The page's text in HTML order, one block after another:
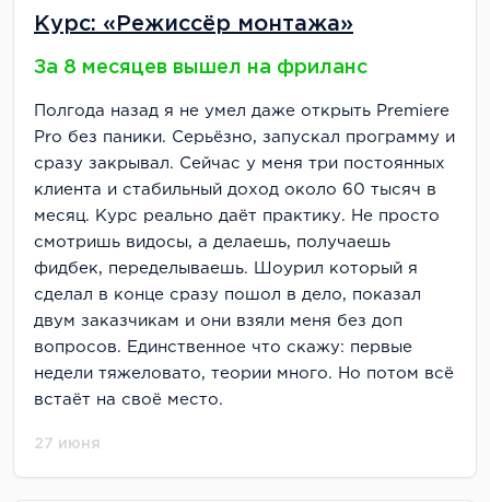
Курс: «Режиссёр монтажа»
За 8 месяцев вышел на фриланс
Полгода назад я не умел даже открыть Premiere
Pro без паники. Серьёзно, запускал программу и
сразу закрывал. Сейчас у меня три постоянных
клиента и стабильный доход около 60 тысяч в
месяц. Курс реально даёт практику. Не просто
смотришь видосы, а делаешь, получаешь
фидбек, переделываешь. Шоурил который я
сделал в конце сразу пошол в дело, показал
двум заказчикам и они взяли меня без доп
вопросов. Единственное что скажу: первые
недели тяжеловато, теории много. Но потом всё
встаёт на своё место.
27 июня